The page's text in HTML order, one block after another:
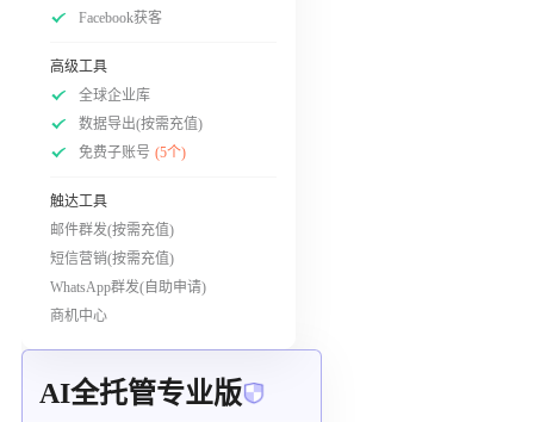
Facebook获客
高级工具
全球企业库
数据导出(按需充值)
免费子账号 (5个)
触达工具
邮件群发(按需充值)
短信营销(按需充值)
WhatsApp群发(自助申请)
商机中心
AI全托管专业版